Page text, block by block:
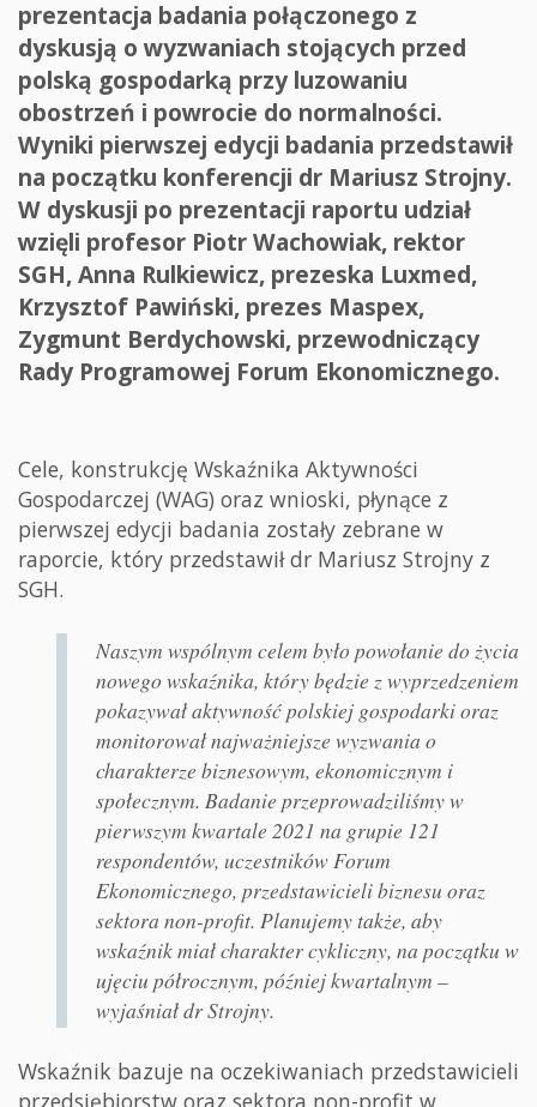
prezentacja badania połączonego z
dyskusją o wyzwaniach stojących przed
polską gospodarką przy luzowaniu
obostrzeń i powrocie do normalności.
Wyniki pierwszej edycji badania przedstawił
na początku konferencji dr Mariusz Strojny.
W dyskusji po prezentacji raportu udział
wzięli profesor Piotr Wachowiak, rektor
SGH, Anna Rulkiewicz, prezeska Luxmed,
Krzysztof Pawiński, prezes Maspex,
Zygmunt Berdychowski, przewodniczący
Rady Programowej Forum Ekonomicznego.
Cele, konstrukcję Wskaźnika Aktywności
Gospodarczej (WAG) oraz wnioski, płynące z
pierwszej edycji badania zostały zebrane w
raporcie, który przedstawił dr Mariusz Strojny z
SGH.
Naszym wspólnym celem było powołanie do życia
nowego wskaźnika, który będzie z wyprzedzeniem
pokazywał aktywność polskiej gospodarki oraz
monitorował najważniejsze wyzwania o
charakterze biznesowym, ekonomicznym i
społecznym. Badanie przeprowadziliśmy w
pierwszym kwartale 2021 na grupie 121
respondentów, uczestników Forum
Ekonomicznego, przedstawicieli biznesu oraz
sektora non-profit. Planujemy także, aby
wskaźnik miał charakter cykliczny, na początku w
ujęciu półrocznym, później kwartalnym –
wyjaśniał dr Strojny.
Wskaźnik bazuje na oczekiwaniach przedstawicieli
przedsiębiorstw oraz sektora non-profit w